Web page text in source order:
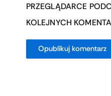
PRZEGLĄDARCE
KOLEJNYCH